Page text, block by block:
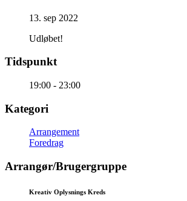
13. sep 2022
Udløbet!
Tidspunkt
19:00 - 23:00
Kategori
Arrangement
Foredrag
Arrangør/Brugergruppe
Kreativ Oplysnings Kreds